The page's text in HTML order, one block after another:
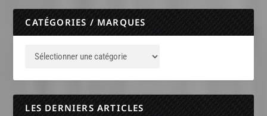
CATÉGORIES / MARQUES
LES DERNIERS ARTICLES